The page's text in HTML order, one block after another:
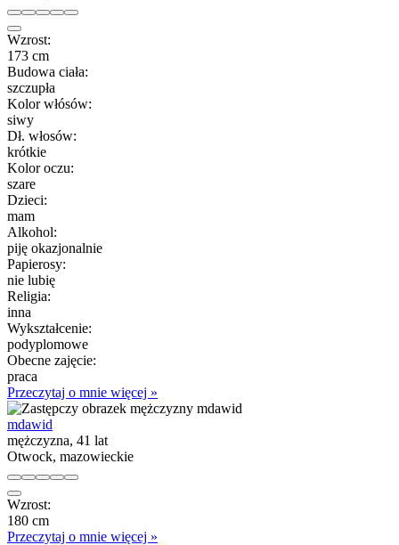
Wzrost:
173 cm
Budowa ciała:
szczupła
Kolor włósów:
siwy
Dł. włosów:
krótkie
Kolor oczu:
szare
Dzieci:
mam
Alkohol:
piję okazjonalnie
Papierosy:
nie lubię
Religia:
inna
Wykształcenie:
podyplomowe
Obecne zajęcie:
praca
Przeczytaj o mnie więcej »
mdawid
mężczyzna, 41 lat
Otwock, mazowieckie
Wzrost:
180 cm
Przeczytaj o mnie więcej »